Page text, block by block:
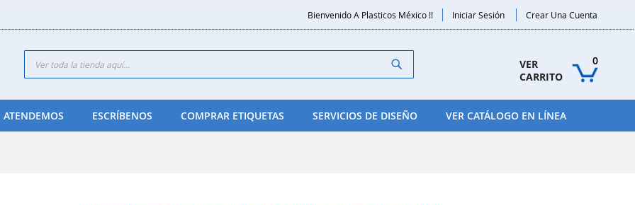
Bienvenido A Plasticos México !! Iniciar Sesión Crear Una Cuenta
VER
CARRITO
0
Search
ESCRÍBENOS COMPRAR ETIQUETAS SERVICIOS DE DISEÑO VER CATÁLOGO EN LÍNEA